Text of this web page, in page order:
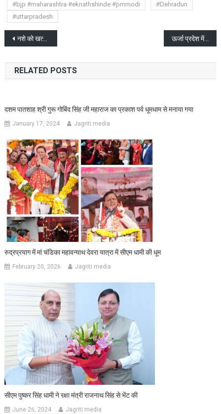
#bjp #maharashtra #eknathshinde #pmmodi
#Dehradun
#uttarpradesh
Post
navigation
नशे को खत्म करने के लिए युवाओं का जागरूक होना जरूरी है : सीएम धामी ऊर्जा प्रदेश में बेहतर हो रही बिजली सेवाएं: सीएम धामी
RELATED POSTS
दशम पातशाह श्री गुरू गोबिंद सिंह जी महाराज का प्रकाश पर्व धूमधाम से मनाया गया
January 17, 2024 Jagriti media
रुद्रप्रयाग में मां चंडिका महावन्याथ देवरा यात्रा में सीएम धामी की धूम
February 20, 2026 Jagriti media
सीएम पुष्कर सिंह धामी ने रक्षा मंत्री राजनाथ सिंह से भेंट की
June 26, 2024 Jagriti media